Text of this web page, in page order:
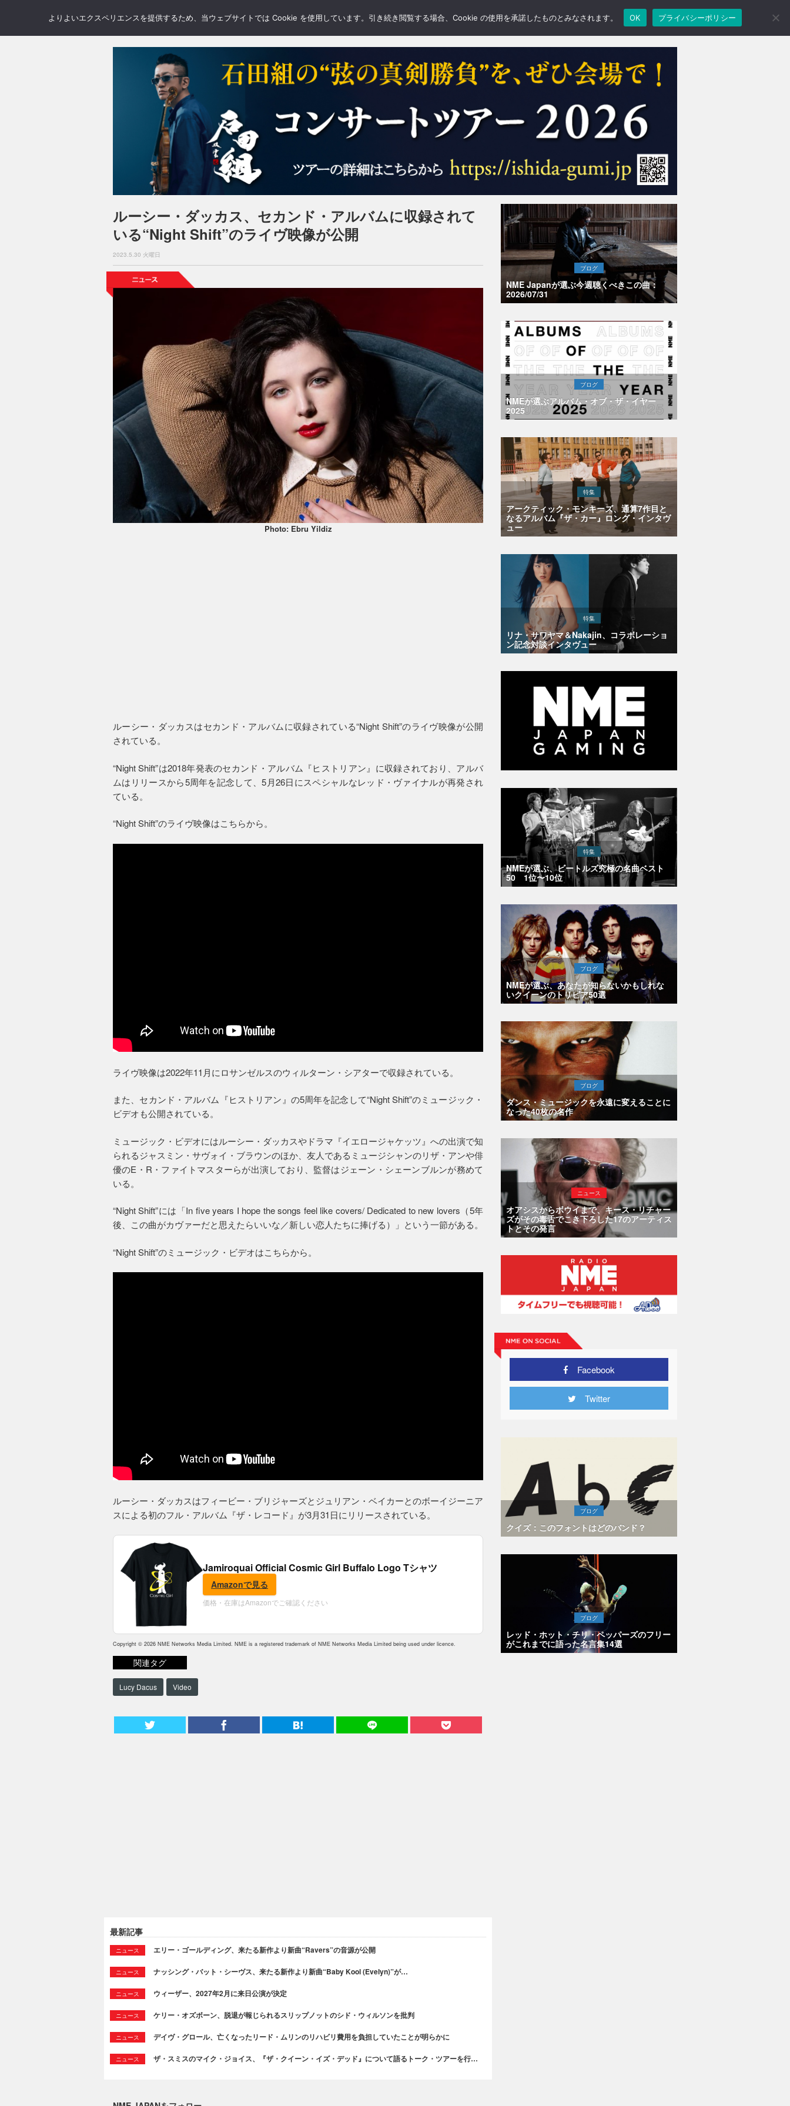
NEWS REVIEWS GALLERY BLOGS FEATURE
ルーシー・ダッカス、セカンド・アルバムに収録されて
いる“Night Shift”のライヴ映像が公開
2023.5.30 火曜日
Photo: Ebru Yildiz
ルーシー・ダッカスはセカンド・アルバムに収録されている“Night Shift”のライヴ映像が公開
されている。
“Night Shift”は2018年発表のセカンド・アルバム『ヒストリアン』に収録されており、アルバ
ムはリリースから5周年を記念して、5月26日にスペシャルなレッド・ヴァイナルが再発され
ている。
“Night Shift”のライヴ映像はこちらから。
ライヴ映像は2022年11月にロサンゼルスのウィルターン・シアターで収録されている。
また、セカンド・アルバム『ヒストリアン』の5周年を記念して“Night Shift”のミュージック・
ビデオも公開されている。
ミュージック・ビデオにはルーシー・ダッカスやドラマ『イエロージャケッツ』への出演で知
られるジャスミン・サヴォイ・ブラウンのほか、友人であるミュージシャンのリザ・アンや俳
優のE・R・ファイトマスターらが出演しており、監督はジェーン・シェーンブルンが務めて
いる。
“Night Shift”には「In five years I hope the songs feel like covers/ Dedicated to new lovers（5年
後、この曲がカヴァーだと思えたらいいな／新しい恋人たちに捧げる）」という一節がある。
“Night Shift”のミュージック・ビデオはこちらから。
ルーシー・ダッカスはフィービー・ブリジャーズとジュリアン・ベイカーとのボーイジーニア
スによる初のフル・アルバム『ザ・レコード』が3月31日にリリースされている。
Jamiroquai Official Cosmic Girl Buffalo Logo Tシャツ
Amazonで見る
価格・在庫はAmazonでご確認ください
Copyright © 2026 NME Networks Media Limited. NME is a registered trademark of NME Networks Media Limited being used under licence.
関連タグ
Lucy Dacus Video
最新記事
ニュース エリー・ゴールディング、来たる新作より新曲“Ravers”の音源が公開
ニュース ナッシング・バット・シーヴス、来たる新作より新曲“Baby Kool (Evelyn)”が…
ニュース ウィーザー、2027年2月に来日公演が決定
ニュース ケリー・オズボーン、脱退が報じられるスリップノットのシド・ウィルソンを批判
ニュース デイヴ・グロール、亡くなったリード・ムリンのリハビリ費用を負担していたことが明らかに
ニュース ザ・スミスのマイク・ジョイス、『ザ・クイーン・イズ・デッド』について語るトーク・ツアーを行…
ブログ
NME Japanが選ぶ今週聴くべきこの曲：
2026/07/31
ブログ
NMEが選ぶアルバム・オブ・ザ・イヤー
2025
特集
アークティック・モンキーズ、通算7作目と
なるアルバム『ザ・カー』ロング・インタヴ
ュー
特集
リナ・サワヤマ＆Nakajin、コラボレーショ
ン記念対談インタヴュー
特集
NMEが選ぶ、ビートルズ究極の名曲ベスト
50 1位〜10位
ブログ
NMEが選ぶ、あなたが知らないかもしれな
いクイーンのトリビア50選
ブログ
ダンス・ミュージックを永遠に変えることに
なった40枚の名作
ニュース
オアシスからボウイまで、キース・リチャー
ズがその毒舌でこき下ろした17のアーティス
トとその発言
Facebook
Twitter
ブログ
クイズ：このフォントはどのバンド？
ブログ
レッド・ホット・チリ・ペッパーズのフリー
がこれまでに語った名言集14選
よりよいエクスペリエンスを提供するため、当ウェブサイトでは Cookie を使用しています。引き続き閲覧する場合、Cookie の使用を承諾したものとみなされます。 OK プライバシーポリシー